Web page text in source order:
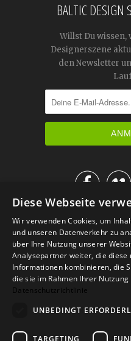
BALTIC DESIGN
Willst Du wissen,
Designerszene
den Newsletter

IM KATALOG
Diese Webseite
Wir verwenden Cookies, um
und unseren Datenverkehr zu
über Ihre Nutzung unserer
Analysepartner weiter, die
Informationen kombinieren, die
die sie im Rahmen Ihrer
Datenschutzrichtlinie
UNBEDINGT
TARGETING